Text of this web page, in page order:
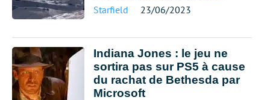
Starfield 23/06/2023
Indiana Jones : le jeu ne
sortira pas sur PS5 à cause
du rachat de Bethesda par
Microsoft